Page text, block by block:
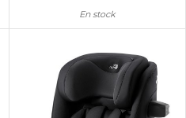
En stock